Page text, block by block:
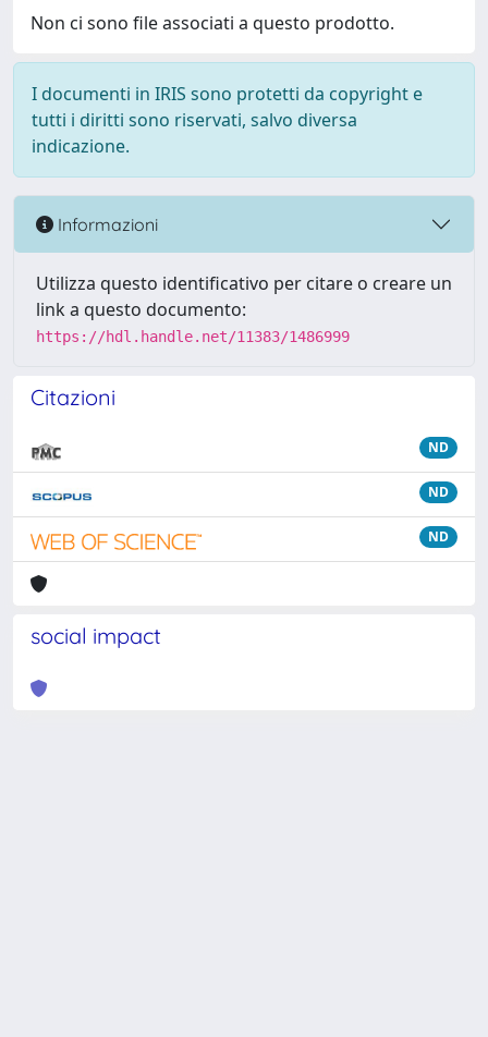
Non ci sono file associati a questo prodotto.
I documenti in IRIS sono protetti da copyright e
tutti i diritti sono riservati, salvo diversa
indicazione.
Informazioni
Utilizza questo identificativo per citare o creare un
link a questo documento:
https://hdl.handle.net/11383/1486999
Citazioni
ND
ND
ND
social impact